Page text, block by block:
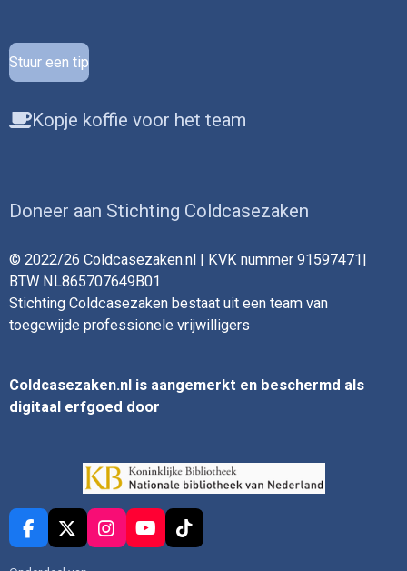
Stuur een tip
Kopje koffie voor het team
Doneer aan Stichting Coldcasezaken
© 2022/26 Coldcasezaken.nl | KVK nummer 91597471|
BTW NL865707649B01
Stichting Coldcasezaken bestaat uit een team van
toegewijde professionele vrijwilligers
Coldcasezaken.nl is aangemerkt en beschermd als
digitaal erfgoed door
F
a
X
I
n
Y
o
T
i